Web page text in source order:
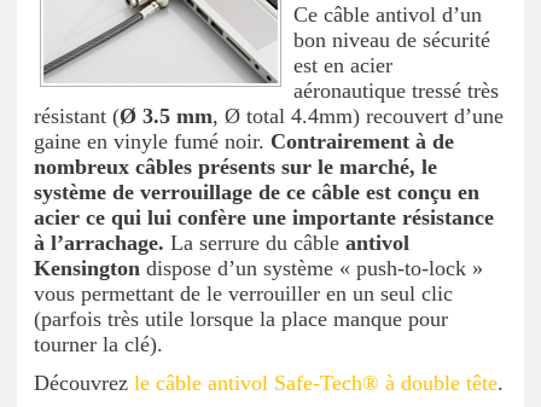
Ce câble antivol d’un
bon niveau de sécurité
est en acier
aéronautique tressé très
résistant (Ø 3.5 mm, Ø total 4.4mm) recouvert d’une
gaine en vinyle fumé noir. Contrairement à de
nombreux câbles présents sur le marché, le
système de verrouillage de ce câble est conçu en
acier ce qui lui confère une importante résistance
à l’arrachage. La serrure du câble antivol
Kensington dispose d’un système « push-to-lock »
vous permettant de le verrouiller en un seul clic
(parfois très utile lorsque la place manque pour
tourner la clé).
Découvrez le câble antivol Safe-Tech® à double tête.